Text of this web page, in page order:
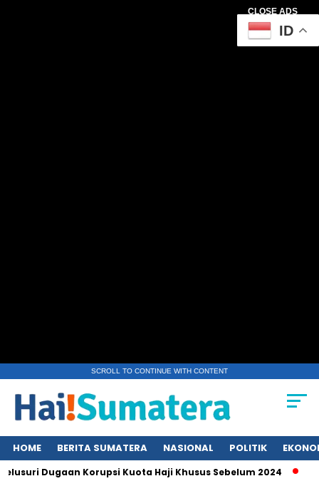
CLOSE ADS
SCROLL TO CONTINUE WITH CONTENT
HOME BERITA SUMATERA NASIONAL POLITIK
Korupsi Kuota Haji Khusus Sebelum 2024 Erupsi
ID